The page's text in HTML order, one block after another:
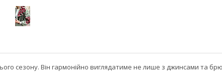
сезону. Він гармонійно виглядатиме не лише з джинсами та